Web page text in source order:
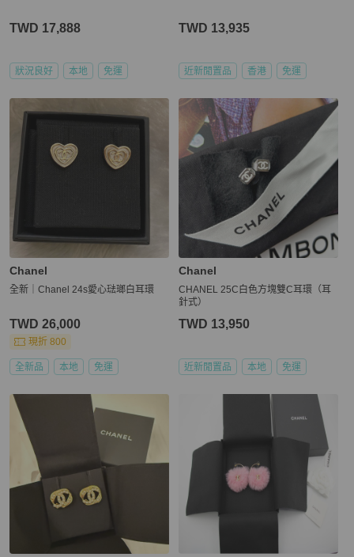
TWD 17,888
狀況良好 本地 免運
TWD 13,935
近新閒置品 香港 免運
Chanel
全新｜Chanel 24s愛心琺瑯白耳環
TWD 26,000
現折 800
全新品 本地 免運
Chanel
CHANEL 25C白色方塊雙C耳環（耳
針式）
TWD 13,950
近新閒置品 本地 免運